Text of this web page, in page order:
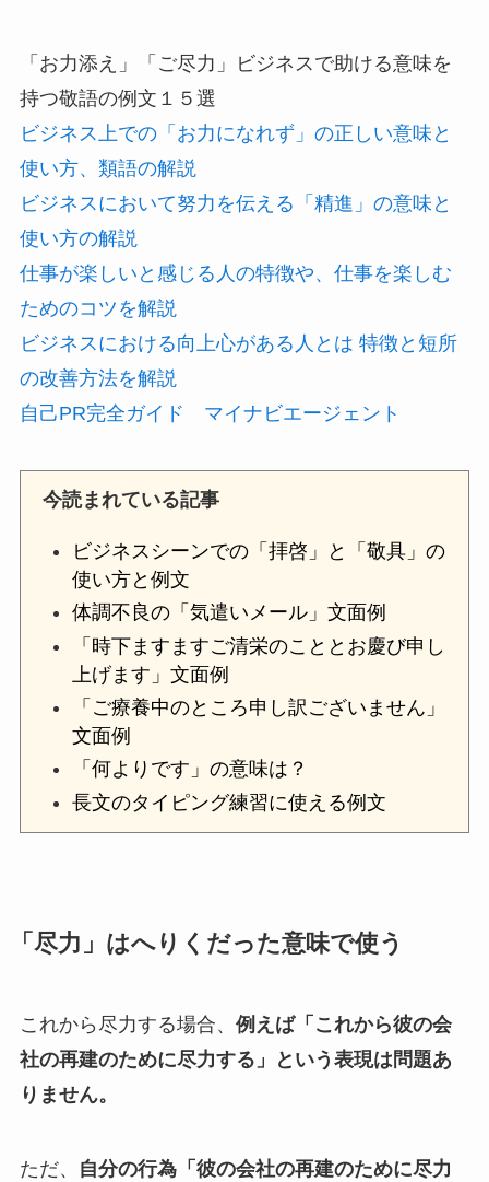
「お力添え」「ご尽力」ビジネスで助ける意味を
持つ敬語の例文１５選
ビジネス上での「お力になれず」の正しい意味と
使い方、類語の解説
ビジネスにおいて努力を伝える「精進」の意味と
使い方の解説
仕事が楽しいと感じる人の特徴や、仕事を楽しむ
ためのコツを解説
ビジネスにおける向上心がある人とは 特徴と短所
の改善方法を解説
自己PR完全ガイド マイナビエージェント
今読まれている記事
ビジネスシーンでの「拝啓」と「敬具」の
使い方と例文
体調不良の「気遣いメール」文面例
「時下ますますご清栄のこととお慶び申し
上げます」文面例
「ご療養中のところ申し訳ございません」
文面例
「何よりです」の意味は？
長文のタイピング練習に使える例文
「尽力」はへりくだった意味で使う
これから尽力する場合、 例えば「これから彼の会
社の再建のために尽力する」という表現は問題あ
りません。
ただ、
自分の行為「彼の会社の再建のために尽力